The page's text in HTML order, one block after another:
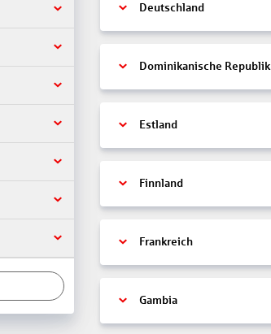
Deutschland
Dominikanische Republik
Estland
Finnland
Frankreich
Gambia